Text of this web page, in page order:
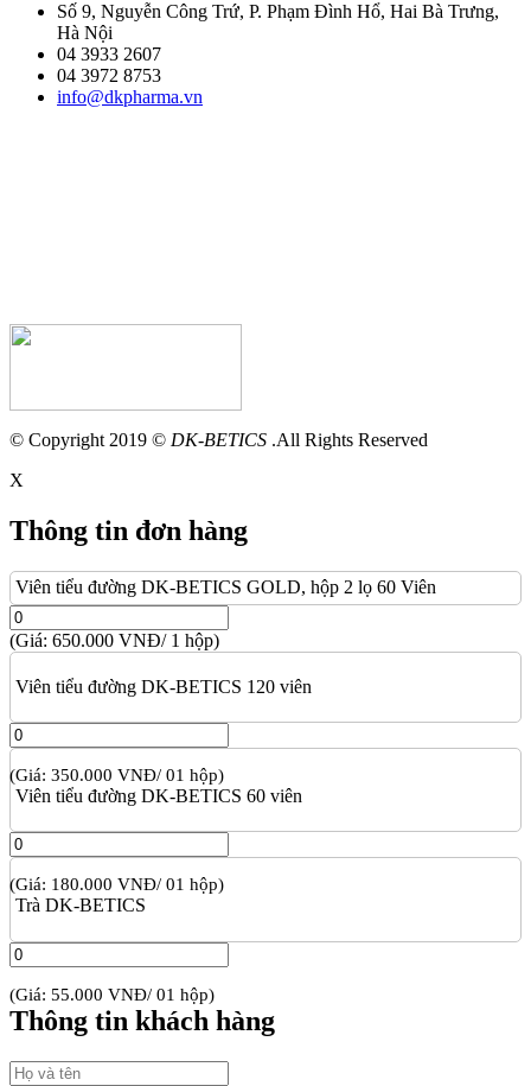
Số 9, Nguyễn Công Trứ, P. Phạm Đình Hổ, Hai Bà Trưng,
Hà Nội
04 3933 2607
04 3972 8753
info@dkpharma.vn
© Copyright 2019 © DK-BETICS .All Rights Reserved
X
Thông tin đơn hàng
Viên tiểu đường DK-BETICS GOLD, hộp 2 lọ 60 Viên
(Giá: 650.000 VNĐ/ 1 hộp)
Viên tiểu đường DK-BETICS 120 viên
(Giá: 350.000 VNĐ/ 01 hộp)
Viên tiểu đường DK-BETICS 60 viên
(Giá: 180.000 VNĐ/ 01 hộp)
Trà DK-BETICS
(Giá: 55.000 VNĐ/ 01 hộp)
Thông tin khách hàng